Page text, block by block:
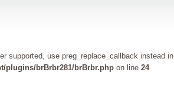
supported, use preg_replace_callback instead in
plugins/brBrbr281/brBrbr.php on line 24